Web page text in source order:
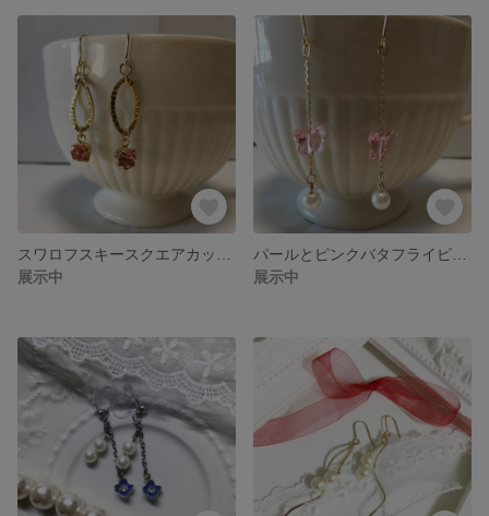
展示中
展示中